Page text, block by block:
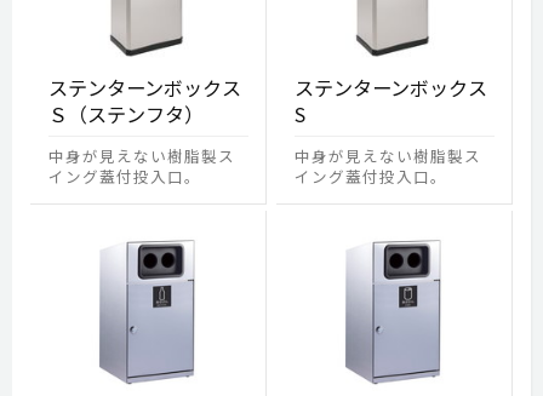
ステンターンボックス
Ｓ（ステンフタ）
中身が見えない樹脂製ス
イング蓋付投入口。
ステンターンボックス
S
中身が見えない樹脂製ス
イング蓋付投入口。